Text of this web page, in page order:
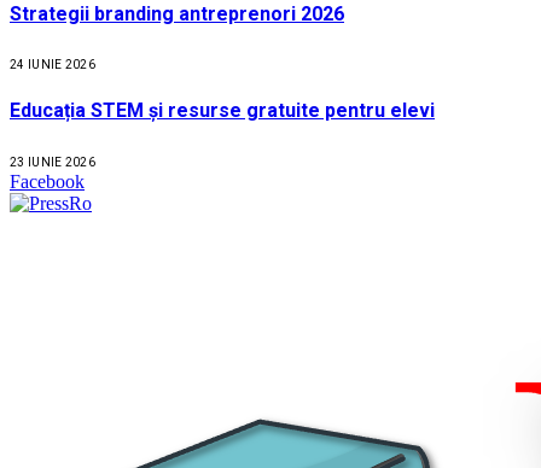
Strategii branding antreprenori 2026
24 IUNIE 2026
Educația STEM și resurse gratuite pentru elevi
23 IUNIE 2026
Facebook